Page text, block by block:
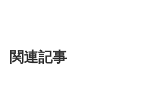
関連記事